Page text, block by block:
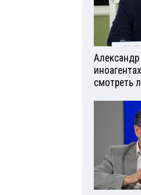
смотреть